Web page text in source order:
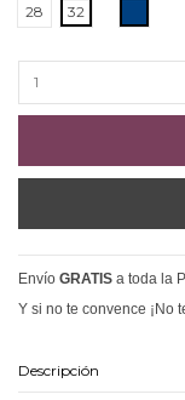
28
32
Envío GRATIS a toda la
Y si no te convence ¡No
Descripción